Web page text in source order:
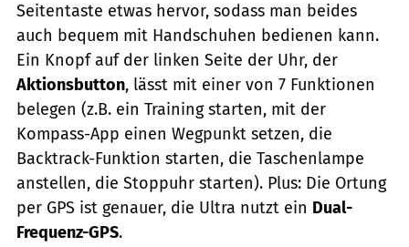
Seitentaste etwas hervor, sodass man beides
auch bequem mit Handschuhen bedienen kann.
Ein Knopf auf der linken Seite der Uhr, der
Aktionsbutton, lässt mit einer von 7 Funktionen
belegen (z.B. ein Training starten, mit der
Kompass-App einen Wegpunkt setzen, die
Backtrack-Funktion starten, die Taschenlampe
anstellen, die Stoppuhr starten). Plus: Die Ortung
per GPS ist genauer, die Ultra nutzt ein Dual-
Frequenz-GPS.